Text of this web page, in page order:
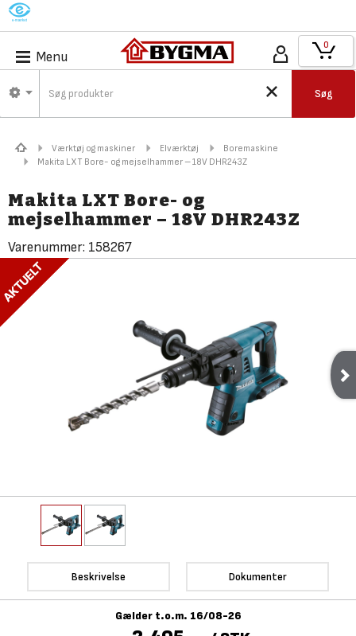
M
Menu
Søg
0
Værktøj og maskiner Elværktøj
Boremaskine
Makita LXT Bore- og mejselhammer – 18V DHR243Z
Makita LXT Bore- og
mejselhammer – 18V DHR243Z
Varenummer: 158267
Beskrivelse Dokumenter
Gælder t.o.m. 16/08-26